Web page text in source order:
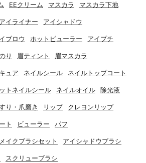
EEクリーム マスカラ マスカラ下地
アイライナー アイシャドウ
ブロウ ホットビューラー アイプチ
り 眉ティント 眉マスカラ
ュア ネイルシール ネイルトップコート
トネイルシール ネイルオイル 除光液
り・爪磨き リップ クレヨンリップ
ト ビューラー パフ
メイクブラシセット アイシャドウブラシ
スクリューブラシ